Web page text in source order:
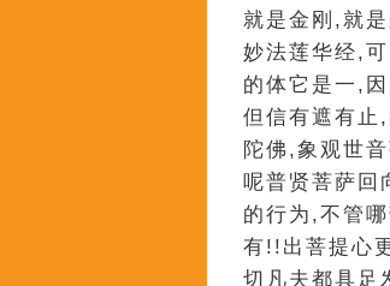
就是金刚,就
妙法莲华经,
的体它是一,
但信有遮有止
陀佛,象观世
呢普贤菩萨回
的行为,不管
有!!出菩提心
切凡夫都具足